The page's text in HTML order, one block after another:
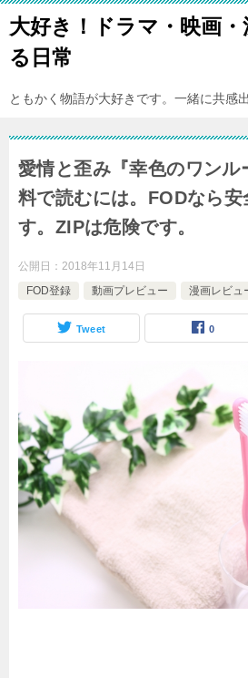
大好き！ドラマ・映画
る日常
ともかく物語が大好きです。一緒に共感
愛情と歪み『幸色のワンル
料で読むには。FODなら
す。ZIPは危険です。
公開日： 2018年11月14日
FOD登録
動画プレビュー 漫画レビュ
Tweet 0